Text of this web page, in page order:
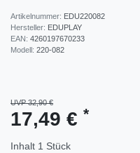
Artikelnummer: EDU220082
Hersteller: EDUPLAY
EAN: 4260197670233
Modell: 220-082
UVP 32,90 €
17,49 € *
Inhalt 1 Stück